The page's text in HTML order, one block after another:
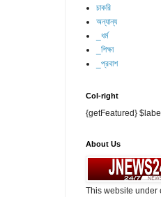
চাকরি
অন্যান্য
_ধর্ম
_শিক্ষা
_প্রবাশ
Col-right
{getFeatured}
About Us
This website under